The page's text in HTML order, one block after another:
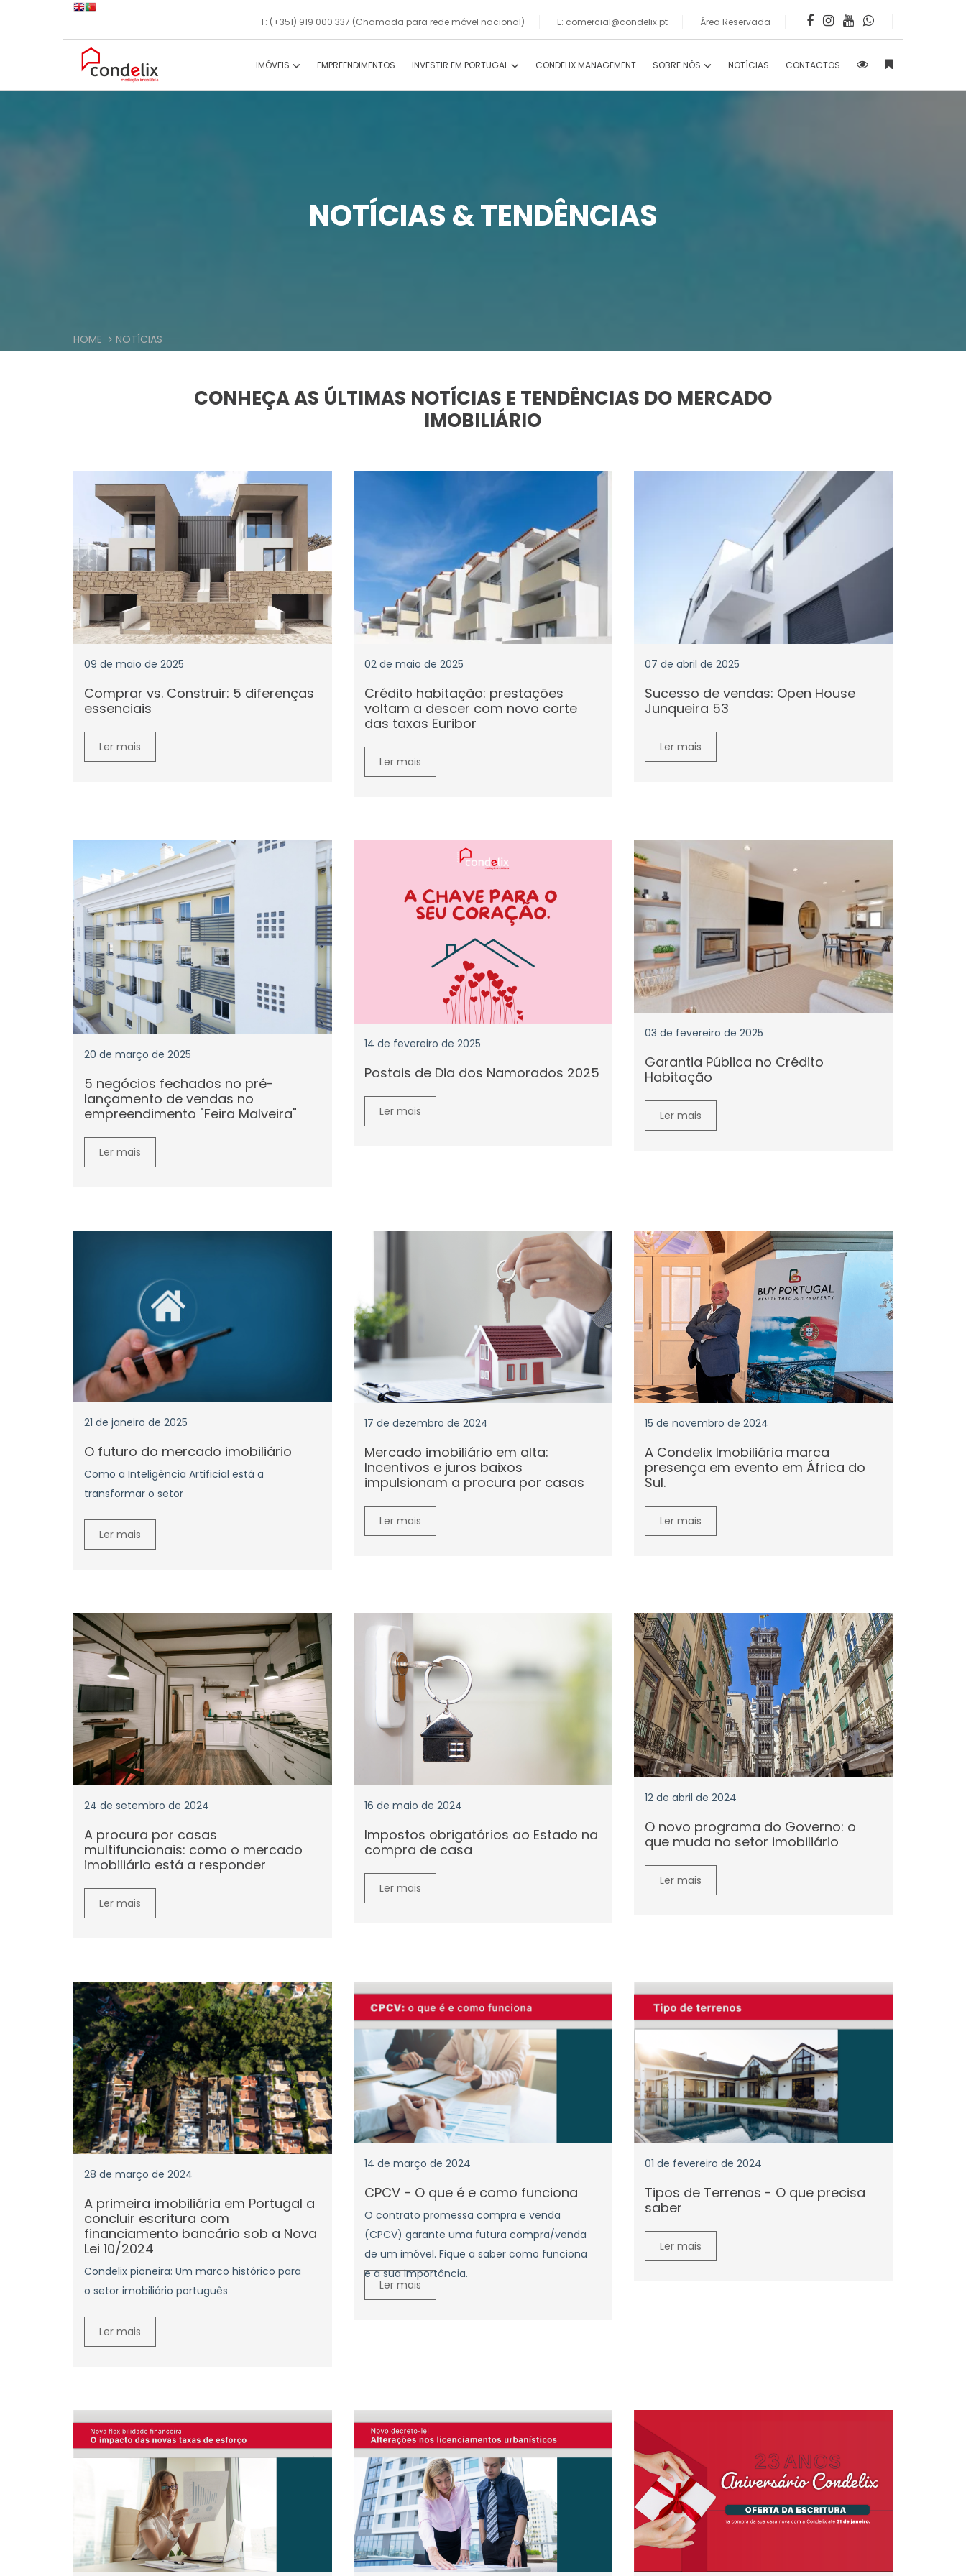
T: (+351) 919 000 337 (Chamada para rede móvel nacional) E: comercial@condelix.pt Área Reservada
IMÓVEIS EMPREENDIMENTOS INVESTIR EM PORTUGAL CONDELIX MANAGEMENT SOBRE NÓS NOTÍCIAS CONTACTOS
NOTÍCIAS & TENDÊNCIAS
HOME NOTÍCIAS
CONHEÇA AS ÚLTIMAS NOTÍCIAS E TENDÊNCIAS DO MERCADO
IMOBILIÁRIO
09 de maio de 2025
Comprar vs. Construir: 5 diferenças
essenciais
Ler mais
02 de maio de 2025
Crédito habitação: prestações
voltam a descer com novo corte
das taxas Euribor
Ler mais
07 de abril de 2025
Sucesso de vendas: Open House
Junqueira 53
Ler mais
20 de março de 2025
5 negócios fechados no pré-
lançamento de vendas no
empreendimento "Feira Malveira"
Ler mais
14 de fevereiro de 2025
Postais de Dia dos Namorados 2025
Ler mais
03 de fevereiro de 2025
Garantia Pública no Crédito
Habitação
Ler mais
21 de janeiro de 2025
O futuro do mercado imobiliário
Como a Inteligência Artificial está a
transformar o setor
Ler mais
17 de dezembro de 2024
Mercado imobiliário em alta:
Incentivos e juros baixos
impulsionam a procura por casas
Ler mais
15 de novembro de 2024
A Condelix Imobiliária marca
presença em evento em África do
Sul.
Ler mais
24 de setembro de 2024
A procura por casas
multifuncionais: como o mercado
imobiliário está a responder
Ler mais
16 de maio de 2024
Impostos obrigatórios ao Estado na
compra de casa
Ler mais
12 de abril de 2024
O novo programa do Governo: o
que muda no setor imobiliário
Ler mais
28 de março de 2024
A primeira imobiliária em Portugal a
concluir escritura com
financiamento bancário sob a Nova
Lei 10/2024
Condelix pioneira: Um marco histórico para
o setor imobiliário português
Ler mais
14 de março de 2024
CPCV - O que é e como funciona
O contrato promessa compra e venda
(CPCV) garante uma futura compra/venda
de um imóvel. Fique a saber como funciona
e a sua importância.
Ler mais
01 de fevereiro de 2024
Tipos de Terrenos - O que precisa
saber
Ler mais